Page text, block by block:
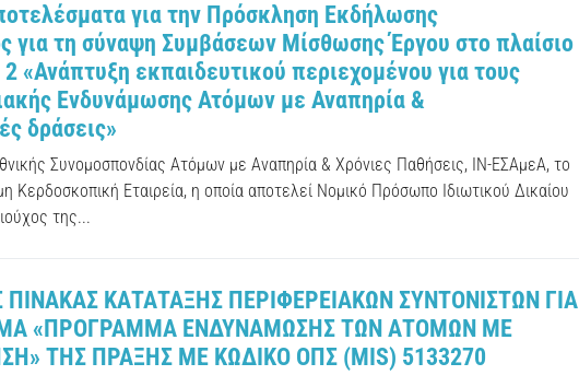
για την Πρόσκληση Εκδήλωσης
για τη σύναψη Συμβάσεων Μίσθωσης Έργου στο πλαίσιο
«Ανάπτυξη εκπαιδευτικού περιεχομένου για τους
Ενδυνάμωσης Ατόμων με Αναπηρία &
δράσεις»
Συνομοσπονδίας Ατόμων με Αναπηρία & Χρόνιες Παθήσεις, ΙΝ-ΕΣΑμεΑ, το
Κερδοσκοπική Εταιρεία, η οποία αποτελεί Νομικό Πρόσωπο Ιδιωτικού Δικαίου
της...
ΠΙΝΑΚΑΣ ΚΑΤΑΤΑΞΗΣ ΠΕΡΙΦΕΡΕΙΑΚΩΝ ΣΥΝΤΟΝΙΣΤΩΝ ΓΙΑ
«ΠΡΟΓΡΑΜΜΑ ΕΝΔΥΝΑΜΩΣΗΣ ΤΩΝ ΑΤΟΜΩΝ ΜΕ
ΤΗΣ ΠΡΑΞΗΣ ΜΕ ΚΩΔΙΚΟ ΟΠΣ (MIS) 5133270